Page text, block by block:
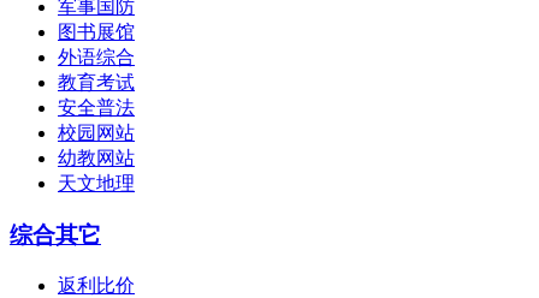
军事国防
图书展馆
外语综合
教育考试
安全普法
校园网站
幼教网站
天文地理
综合其它
返利比价